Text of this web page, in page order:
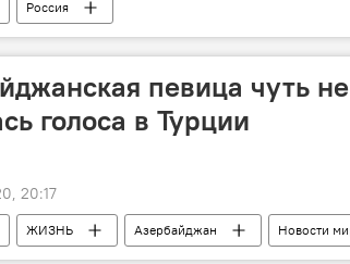
Россия
певица чуть не
голоса в Турции
20:17
ЖИЗНЬ Азербайджан Новости